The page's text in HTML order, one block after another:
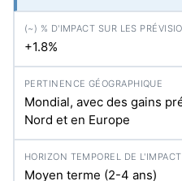
+1.8%
Mondial, avec des gains
Nord et en Europe
Moyen terme (2-4 ans)